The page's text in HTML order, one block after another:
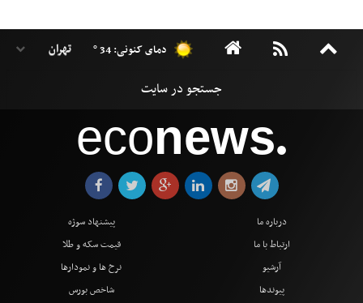
دمای کنونی: 34 °
econews●
درباره ما
ارتباط با ما
آرشیو
پیوندها
پیشنهاد سوژه
قیمت سکه و طلا
نرخ ها و نمودارها
شاخص بورس